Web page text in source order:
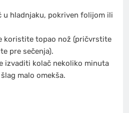
u hladnjaku, pokriven folijom ili
koristite topao nož (pričvrstite
pre sečenja).
izvaditi kolač nekoliko minuta
malo omekša.